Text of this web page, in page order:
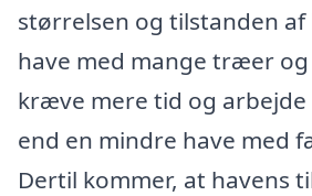
størrelsen og tilstanden af
have med mange træer og
kræve mere tid og
end en mindre have med
Dertil kommer, at havens